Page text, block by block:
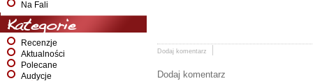
Na Fali
Kategorie
Recenzje
Aktualności
Polecane
Audycje
Dodaj komentarz
Dodaj komentarz